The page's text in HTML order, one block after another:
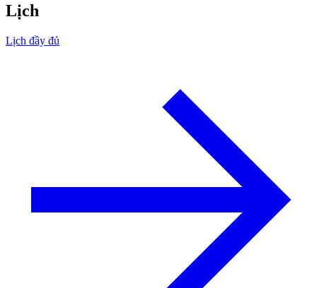
Lịch
Lịch đầy đủ